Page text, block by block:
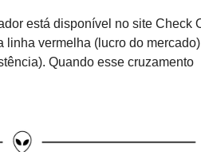
está disponível no site Check
linha vermelha (lucro do mercado)
Quando esse cruzamento